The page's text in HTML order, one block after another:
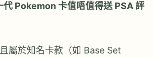
代 Pokemon 卡值唔值得送 PSA 評
屬於知名卡款（如 Base Set